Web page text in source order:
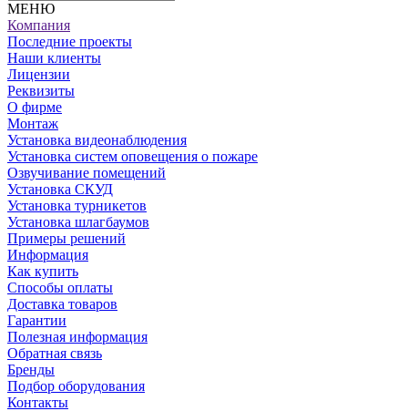
МЕНЮ
Компания
Последние проекты
Наши клиенты
Лицензии
Реквизиты
О фирме
Монтаж
Установка видеонаблюдения
Установка систем оповещения о пожаре
Озвучивание помещений
Установка СКУД
Установка турникетов
Установка шлагбаумов
Примеры решений
Информация
Как купить
Способы оплаты
Доставка товаров
Гарантии
Полезная информация
Обратная связь
Бренды
Подбор оборудования
Контакты